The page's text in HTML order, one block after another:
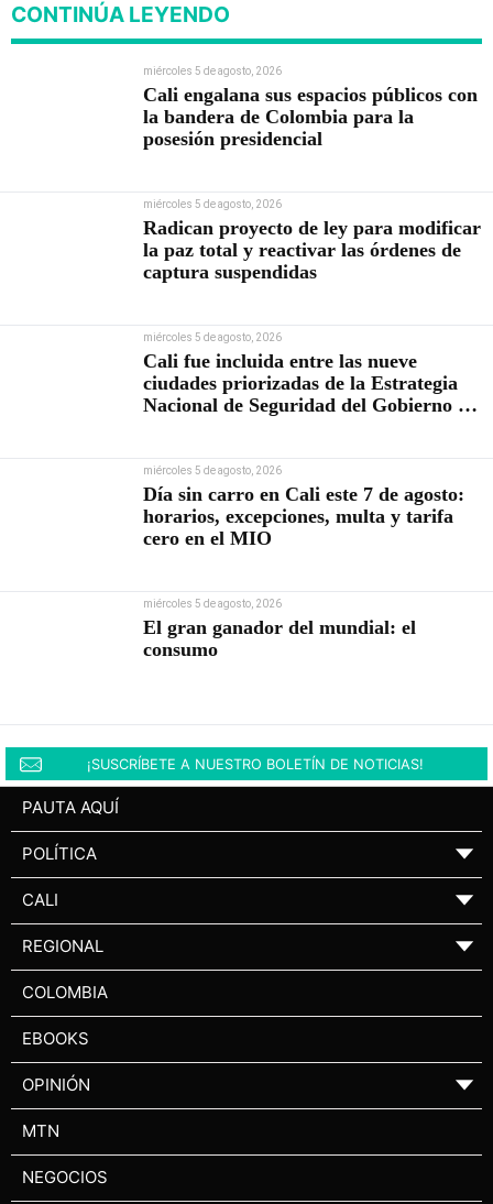
CONTINÚA LEYENDO
miércoles 5 de agosto, 2026
Cali engalana sus espacios públicos con
la bandera de Colombia para la
posesión presidencial
miércoles 5 de agosto, 2026
Radican proyecto de ley para modificar
la paz total y reactivar las órdenes de
captura suspendidas
miércoles 5 de agosto, 2026
Cali fue incluida entre las nueve
ciudades priorizadas de la Estrategia
Nacional de Seguridad del Gobierno de
miércoles 5 de agosto, 2026
Día sin carro en Cali este 7 de agosto:
horarios, excepciones, multa y tarifa
cero en el MIO
miércoles 5 de agosto, 2026
El gran ganador del mundial: el
consumo
¡SUSCRÍBETE A NUESTRO BOLETÍN DE NOTICIAS!
PAUTA AQUÍ
POLÍTICA ▼
CALI ▼
REGIONAL ▼
COLOMBIA
EBOOKS
OPINIÓN ▼
MTN
NEGOCIOS